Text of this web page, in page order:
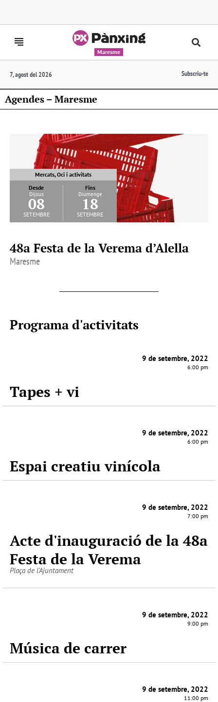
Maresme
7, agost del 2026 Subscriu-te
Agendes – Maresme
Mercats, Oci i activitats
Desde
Dijous
08
setembre
Fins
Diumenge
18
setembre
48a Festa de la Verema d’Alella
Maresme
Programa d'activitats
9 de setembre, 2022
6:00 pm
Tapes + vi
9 de setembre, 2022
6:00 pm
Espai creatiu vinícola
9 de setembre, 2022
7:00 pm
Acte d'inauguració de la 48a
Festa de la Verema
Plaça de l'Ajuntament
9 de setembre, 2022
9:00 pm
Música de carrer
9 de setembre, 2022
11:00 pm